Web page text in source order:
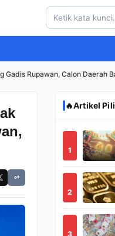
Gadis Rupawan, Calon Daerah
🔥Artikel
1
2
3